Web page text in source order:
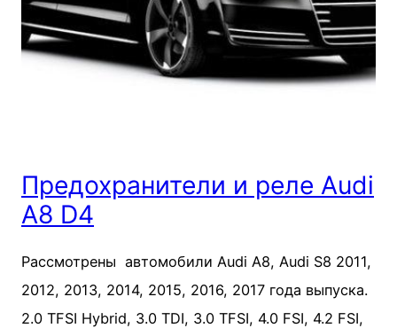
Предохранители и реле Audi
A8 D4
Рассмотрены автомобили Audi A8, Audi S8 2011,
2012, 2013, 2014, 2015, 2016, 2017 года выпуска.
2.0 TFSI Hybrid, 3.0 TDI, 3.0 TFSI, 4.0 FSI, 4.2 FSI,